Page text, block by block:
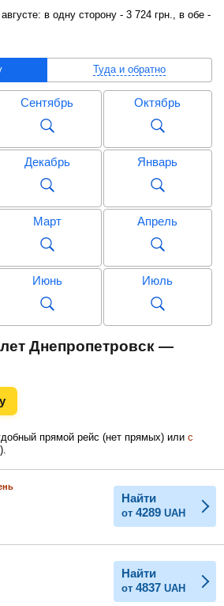
в одну сторону - 3 724 грн ., в обе -
Туда и обратно
Сентябрь Октябрь
Декабрь Январь
Март Апрель
Июнь Июль
Сентябрь
Июль
Днепропетровск —
прямой рейс (нет прямых) или с
).
Найти
от 4289 UAH
Найти
от 4837 UAH